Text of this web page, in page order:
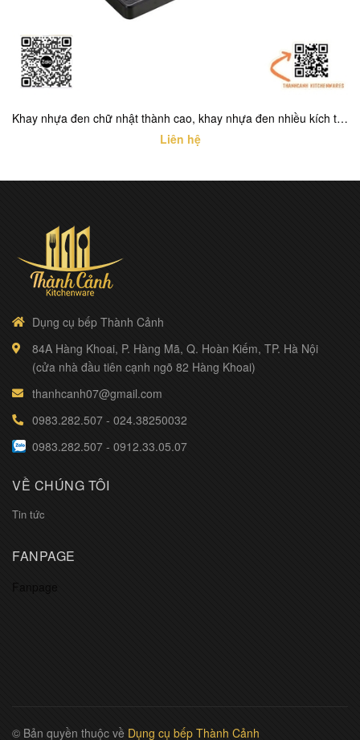
Khay nhựa đen chữ nhật thành cao, khay nhựa đen nhiều kích thước cho buồng phòng khách sạn
Liên hệ
Dụng cụ bếp Thành Cảnh
84A Hàng Khoai, P. Hàng Mã, Q. Hoàn Kiếm, TP. Hà Nội
(cửa nhà đầu tiên cạnh ngõ 82 Hàng Khoai)
thanhcanh07@gmail.com
0983.282.507 - 024.38250032
0983.282.507 - 0912.33.05.07
VỀ CHÚNG TÔI
Tin tức
FANPAGE
© Bản quyền thuộc về Dụng cụ bếp Thành Cảnh